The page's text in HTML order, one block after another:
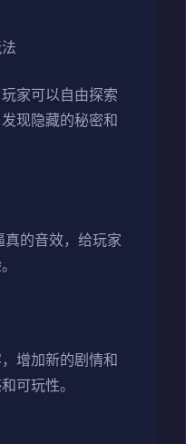
家可以自由探索
现隐藏的秘密和
真的音效，给玩家
增加新的剧情和
可玩性。